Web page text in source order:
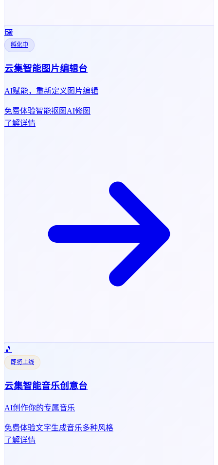
🖼️
孵化中
云集智能图片编辑台
AI赋能，重新定义图片编辑
免费体验智能抠图 AI修图
了解详情
🎵
即将上线
云集智能音乐创意台
AI创作你的专属音乐
免费体验文字生成音乐多种风格
了解详情